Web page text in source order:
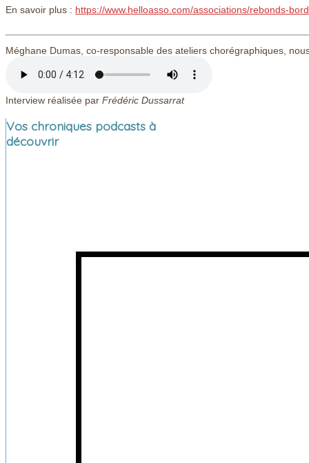
En savoir plus : https://www.helloasso.com/associations/rebonds-
Méghane Dumas, co-responsable des ateliers chorégraphiques,
Interview réalisée par Frédéric Dussarrat
Vos chroniques podcasts à
découvrir